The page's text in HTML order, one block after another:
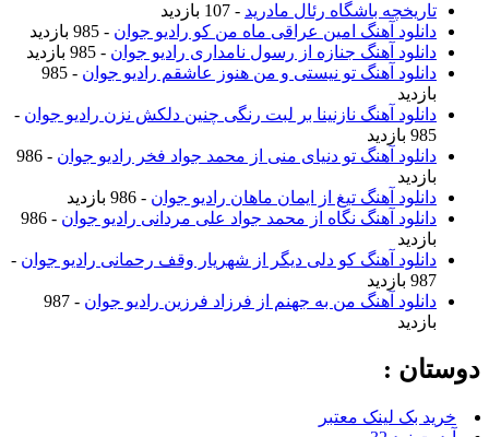
تاریخچه باشگاه رئال مادرید - 107 بازدید
دانلود آهنگ امین عراقی ماه من کو رادیو جوان - 985 بازدید
دانلود آهنگ جنازه از رسول نامداری رادیو جوان - 985 بازدید
دانلود آهنگ تو نیستی و من هنوز عاشقم رادیو جوان
- 985
بازدید
دانلود آهنگ نازنینا بر لبت رنگی چنین دلکش نزن رادیو جوان -
985 بازدید
دانلود آهنگ تو دنیای منی از محمد جواد فخر رادیو جوان
- 986
بازدید
دانلود آهنگ تیغ از ایمان ماهان رادیو جوان - 986 بازدید
دانلود آهنگ نگاه از محمد جواد علی مردانی رادیو جوان
- 986
بازدید
دانلود آهنگ کو دلی دیگر از شهریار وقف رحمانی رادیو جوان -
987 بازدید
دانلود آهنگ من به جهنم از فرزاد فرزین رادیو جوان
- 987
بازدید
دوستان :
خرید بک لینک معتبر